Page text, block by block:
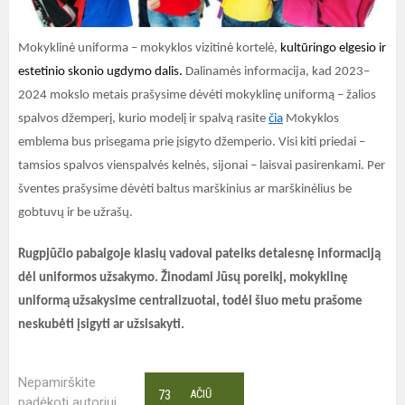
Mokyklinė uniforma – mokyklos vizitinė kortelė, kultūringo elgesio ir
estetinio skonio ugdymo dalis. Dalinamės informacija, kad 2023–
2024 mokslo metais prašysime dėvėti mokyklinę uniformą – žalios
spalvos džemperį, kurio modelį ir spalvą rasite čia Mokyklos
emblema bus prisegama prie įsigyto džemperio. Visi kiti priedai –
tamsios spalvos vienspalvės kelnės, sijonai – laisvai pasirenkami. Per
šventes prašysime dėvėti baltus marškinius ar marškinėlius be
gobtuvų ir be užrašų.
Rugpjūčio pabaigoje klasių vadovai pateiks detalesnę informaciją
dėl uniformos užsakymo. Žinodami Jūsų poreikį, mokyklinę
uniformą užsakysime centralizuotai, todėl šiuo metu prašome
neskubėti įsigyti ar užsisakyti.
Nepamirškite
AČIŪ
73